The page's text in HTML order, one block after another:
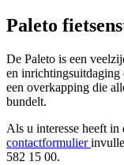
Paleto
De Paleto is een
en inrichtingsuitdaging
een overkapping die
bundelt.
Als u interesse heeft
contactformulier
582 15 00.